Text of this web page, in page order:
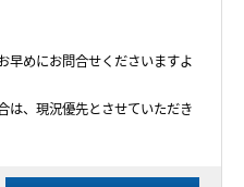
早めにお問合せくださいますよ
、現況優先とさせていただき